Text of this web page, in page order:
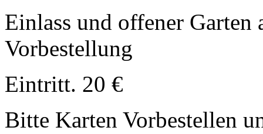
Einlass und offener
Vorbestellung
Eintritt. 20 €
Bitte Karten Vorbestellen